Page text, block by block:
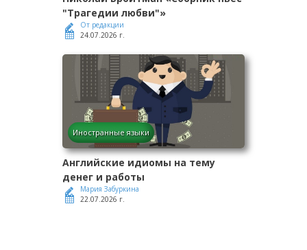
"Трагедии любви"»
От редакции
24.07.2026 г.
Иностранные языки
Английские идиомы на тему
денег и работы
Мария Забуркина
22.07.2026 г.